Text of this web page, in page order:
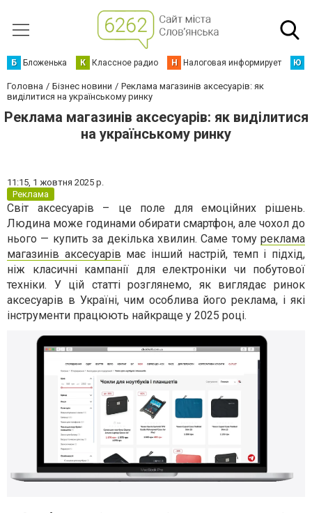
Б Бложенька К Классное радио Н Налоговая информирует Ю
Головна Бізнес новини
Реклама магазинів аксесуарів: як
виділитися на українському ринку
Реклама магазинів аксесуарів: як виділитися
на українському ринку
11:15, 1 жовтня 2025 р.
Реклама
Світ аксесуарів – це поле для емоційних рішень.
Людина може годинами обирати смартфон, але чохол до
нього — купить за декілька хвилин. Саме тому реклама
магазинів аксесуарів має інший настрій, темп і підхід,
ніж класичні кампанії для електроніки чи побутової
техніки. У цій статті розглянемо, як виглядає ринок
аксесуарів в Україні, чим особлива його реклама, і які
інструменти працюють найкраще у 2025 році.